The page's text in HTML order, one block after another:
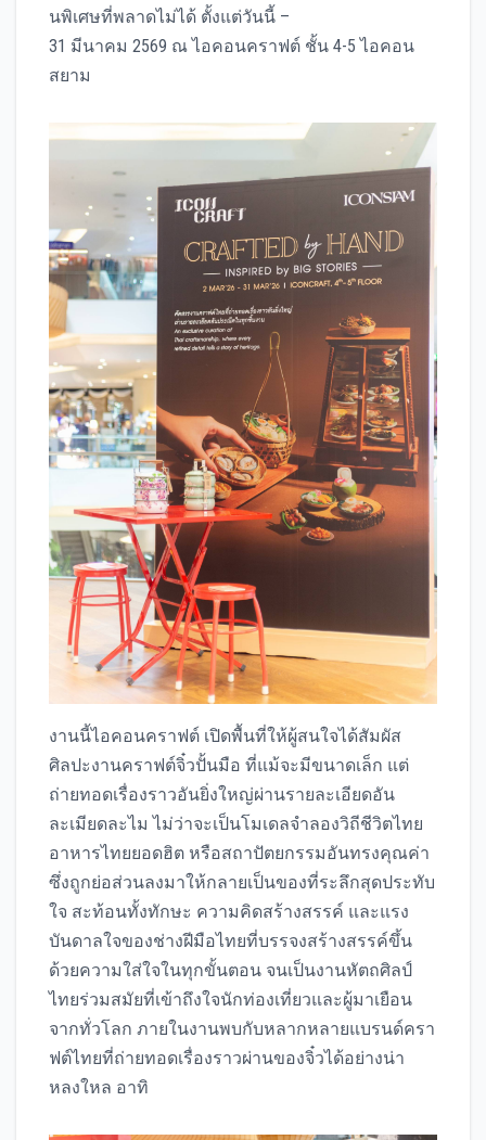
นพิเศษที่พลาดไม่ได้ ตั้งแต่วันนี้ –
31 มีนาคม 2569 ณ ไอคอนคราฟต์ ชั้น 4-5 ไอคอน
สยาม
งานนี้ไอคอนคราฟต์ เปิดพื้นที่ให้ผู้สนใจได้สัมผัส
ศิลปะงานคราฟต์จิ๋วปั้นมือ ที่แม้จะมีขนาดเล็ก แต่
ถ่ายทอดเรื่องราวอันยิ่งใหญ่ผ่านรายละเอียดอัน
ละเมียดละไม ไม่ว่าจะเป็นโมเดลจำลองวิถีชีวิตไทย
อาหารไทยยอดฮิต หรือสถาปัตยกรรมอันทรงคุณค่า
ซึ่งถูกย่อส่วนลงมาให้กลายเป็นของที่ระลึกสุดประทับ
ใจ สะท้อนทั้งทักษะ ความคิดสร้างสรรค์ และแรง
บันดาลใจของช่างฝีมือไทยที่บรรจงสร้างสรรค์ขึ้น
ด้วยความใส่ใจในทุกขั้นตอน จนเป็นงานหัตถศิลป์
ไทยร่วมสมัยที่เข้าถึงใจนักท่องเที่ยวและผู้มาเยือน
จากทั่วโลก ภายในงานพบกับหลากหลายแบรนด์ครา
ฟต์ไทยที่ถ่ายทอดเรื่องราวผ่านของจิ๋วได้อย่างน่า
หลงใหล อาทิ